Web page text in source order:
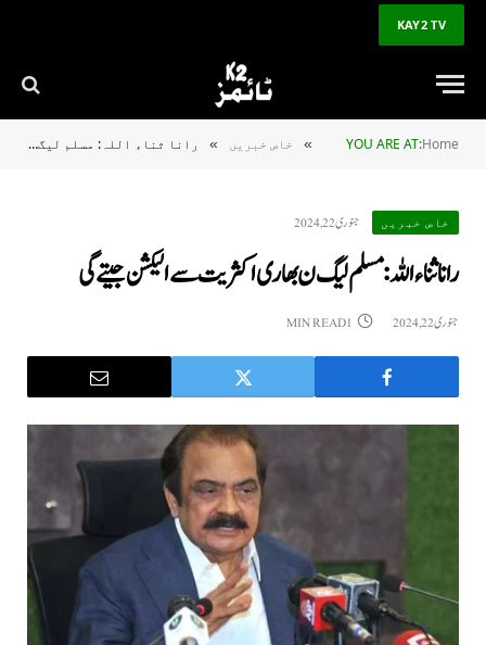
KAY2 TV
YOU ARE AT:Home
» خاص خبریں » رانا ثناء اللہ: مسلم لیگ ن بھاری اکثریت سے الیکشن جیتے گی
خاص خبریں جنوری 22, 2024
رانا ثناء اللہ: مسلم لیگ ن بھاری اکثریت سے الیکشن جیتے گی
جنوری 22, 2024 1 MIN READ